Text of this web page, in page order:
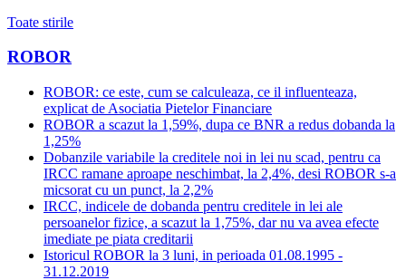
Toate stirile
ROBOR
ROBOR: ce este, cum se calculeaza, ce il influenteaza,
explicat de Asociatia Pietelor Financiare
ROBOR a scazut la 1,59%, dupa ce BNR a redus dobanda la
1,25%
Dobanzile variabile la creditele noi in lei nu scad, pentru ca
IRCC ramane aproape neschimbat, la 2,4%, desi ROBOR s-a
micsorat cu un punct, la 2,2%
IRCC, indicele de dobanda pentru creditele in lei ale
persoanelor fizice, a scazut la 1,75%, dar nu va avea efecte
imediate pe piata creditarii
Istoricul ROBOR la 3 luni, in perioada 01.08.1995 -
31.12.2019